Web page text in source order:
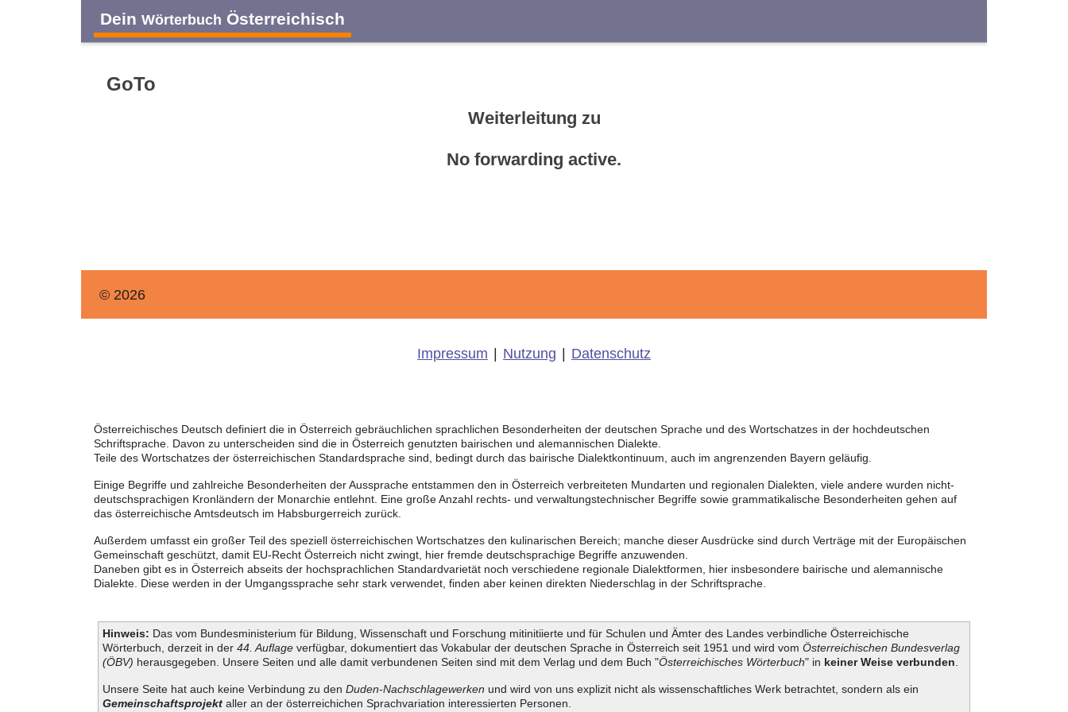
Dein Wörterbuch Österreichisch
GoTo
Weiterleitung zu
No forwarding active.
© 2026
Impressum Nutzung Datenschutz
Österreichisches Deutsch definiert die in Österreich gebräuchlichen sprachlichen Besonderheiten der deutschen Sprache und des Wortschatzes in der hochdeutschen
Schriftsprache. Davon zu unterscheiden sind die in Österreich genutzten bairischen und alemannischen Dialekte.
Teile des Wortschatzes der österreichischen Standardsprache sind, bedingt durch das bairische Dialektkontinuum, auch im angrenzenden Bayern geläufig.
Einige Begriffe und zahlreiche Besonderheiten der Aussprache entstammen den in Österreich verbreiteten Mundarten und regionalen Dialekten, viele andere wurden nicht-
deutschsprachigen Kronländern der Monarchie entlehnt. Eine große Anzahl rechts- und verwaltungstechnischer Begriffe sowie grammatikalische Besonderheiten gehen auf
das österreichische Amtsdeutsch im Habsburgerreich zurück.
Außerdem umfasst ein großer Teil des speziell österreichischen Wortschatzes den kulinarischen Bereich; manche dieser Ausdrücke sind durch Verträge mit der Europäischen
Gemeinschaft geschützt, damit EU-Recht Österreich nicht zwingt, hier fremde deutschsprachige Begriffe anzuwenden.
Daneben gibt es in Österreich abseits der hochsprachlichen Standardvarietät noch verschiedene regionale Dialektformen, hier insbesondere bairische und alemannische
Dialekte. Diese werden in der Umgangssprache sehr stark verwendet, finden aber keinen direkten Niederschlag in der Schriftsprache.
Hinweis: Das vom Bundesministerium für Bildung, Wissenschaft und Forschung mitinitiierte und für Schulen und Ämter des Landes verbindliche Österreichische
Wörterbuch, derzeit in der 44. Auflageverfügbar, dokumentiert das Vokabular der deutschen Sprache in Österreich seit 1951 und wird vom Österreichischen Bundesverlag
(ÖBV) herausgegeben. Unsere Seiten und alle damit verbundenen Seiten sind mit dem Verlag und dem Buch "Österreichisches Wörterbuch" in keiner Weise verbunden
Unsere Seite hat auch keine Verbindung zu den Duden-Nachschlagewerken und wird von uns explizit nicht als wissenschaftliches Werk betrachtet, sondern als ein
Gemeinschaftsprojektaller an der österreichichen Sprachvariation interessierten Personen.